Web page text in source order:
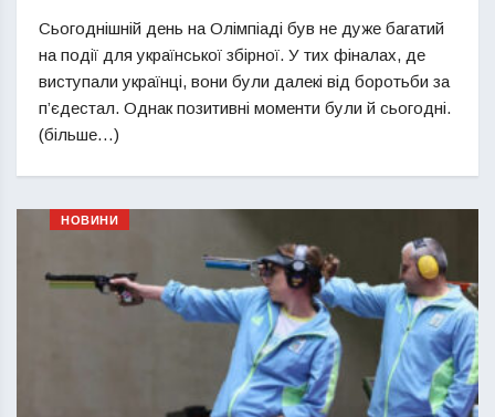
Сьогоднішній день на Олімпіаді був не дуже багатий
на події для української збірної. У тих фіналах, де
виступали українці, вони були далекі від боротьби за
п’єдестал. Однак позитивні моменти були й сьогодні.
(більше…)
НОВИНИ